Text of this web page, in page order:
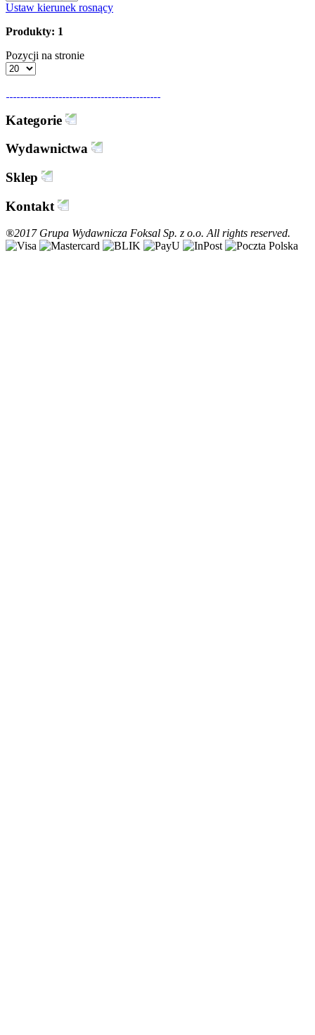
Ustaw kierunek rosnący
Produkty: 1
Pozycji na stronie
Kategorie
Wydawnictwa
Sklep
Kontakt
®2017 Grupa Wydawnicza Foksal Sp. z o.o. All rights reserved.